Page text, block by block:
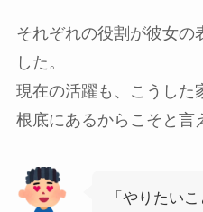
それぞれの役割が彼女の
した。
現在の活躍も、こうした
根底にあるからこそと言
「やりたい